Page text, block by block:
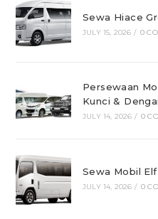
Sewa Hiace
JULY 15, 2026 / 0
Persewaan
Kunci &
JULY 14, 2026 / 0
Sewa Mobil
JULY 14, 2026 / 0